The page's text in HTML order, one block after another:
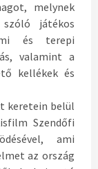
melynek
játékos
és terepi
valamint a
kellékek és
keretein belül
Szendőfi
ami
az ország